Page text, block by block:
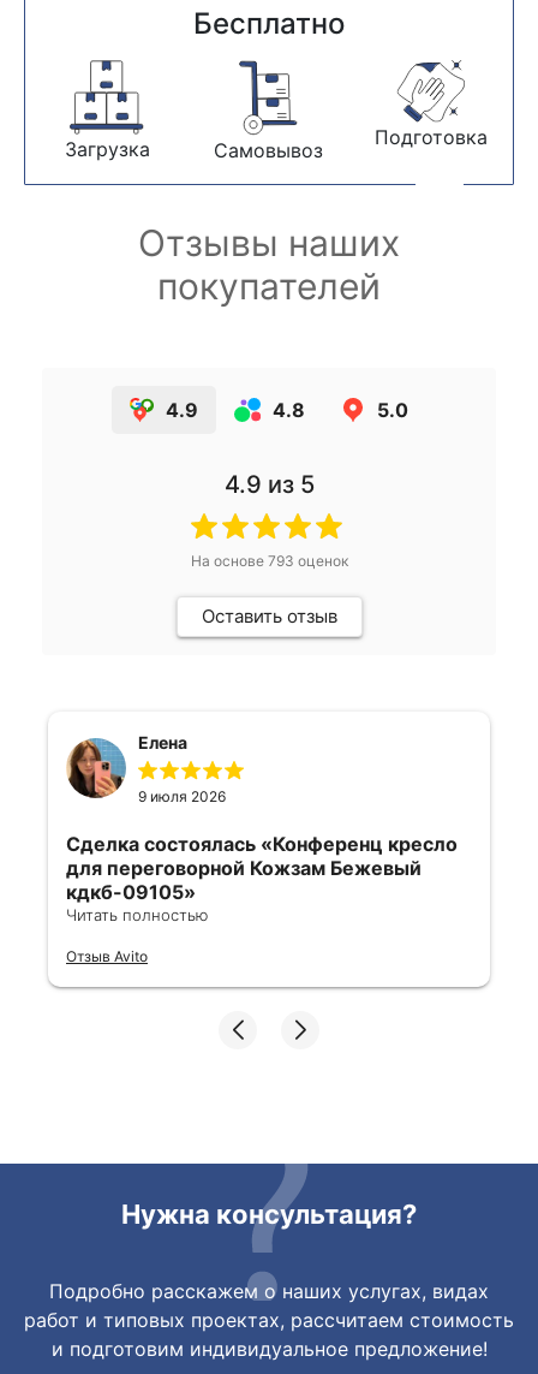
Бесплатно
Загрузка Самовывоз
Подготовка
Отзывы наших
покупателей
4.9 4.8 5.0
4.9 из 5
На основе 793 оценок
Оставить отзыв
Елена
9 июля 2026
Сделка состоялась «Конференц кресло
для переговорной Кожзам Бежевый
кдкб-09105»
ответы очень быстрые, всегда на связи.
Все подробно сфотографировали перед
складах их переместили на один. Так же
Читать полностью
Отзыв Avito
Нужна консультация?
Подробно расскажем о наших услугах, видах
работ и типовых проектах, рассчитаем стоимость
и подготовим индивидуальное предложение!